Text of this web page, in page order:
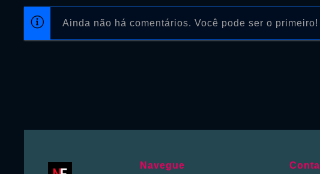
Ainda não há comentários. Você pode ser o primeiro!
Navegue Conta